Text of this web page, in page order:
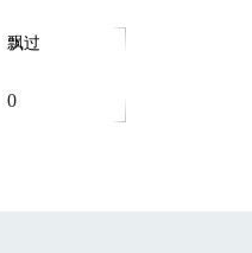
飘过
0